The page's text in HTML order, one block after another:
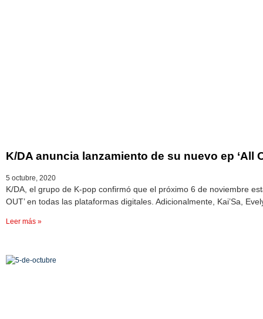
K/DA anuncia lanzamiento de su nuevo ep ‘All
5 octubre, 2020
K/DA, el grupo de K-pop confirmó que el próximo 6 de noviembre
OUT’ en todas las plataformas digitales. Adicionalmente, Kai’Sa,
Leer más »